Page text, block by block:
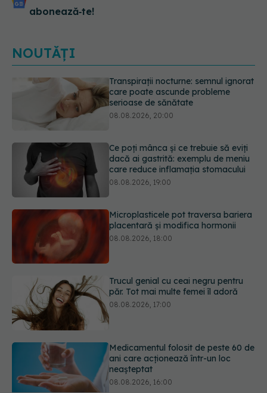
abonează‑te!
NOUTĂȚI
Ce poți mânca și ce trebuie să eviți
dacă ai gastrită: exemplu de meniu
care reduce inflamația stomacului
Microplasticele pot traversa bariera
placentară și modifica hormonii
08.08.2026, 18:00
Trucul genial cu ceai negru pentru
păr. Tot mai multe femei îl adoră
Medicamentul folosit de peste 60 de
ani care acționează într-un loc
Transpirații nocturne: semnul ignorat
care poate ascunde probleme
serioase de sănătate
URMĂREȘTE-NE ȘI PE: